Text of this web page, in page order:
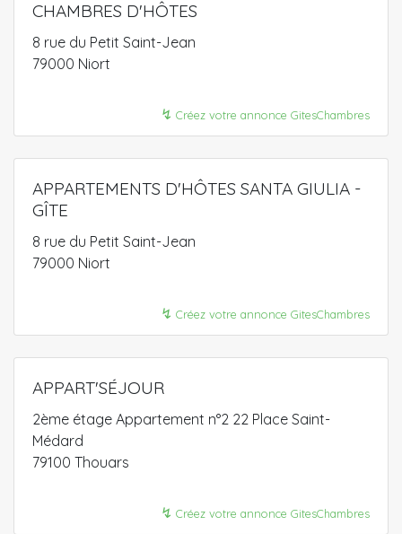
CHAMBRES D'HÔTES
8 rue du Petit Saint-Jean
79000 Niort
↯ Créez votre annonce GitesChambres
APPARTEMENTS D'HÔTES SANTA GIULIA -
GÎTE
8 rue du Petit Saint-Jean
79000 Niort
↯ Créez votre annonce GitesChambres
APPART'SÉJOUR
2ème étage Appartement n°2 22 Place Saint-
Médard
79100 Thouars
↯ Créez votre annonce GitesChambres